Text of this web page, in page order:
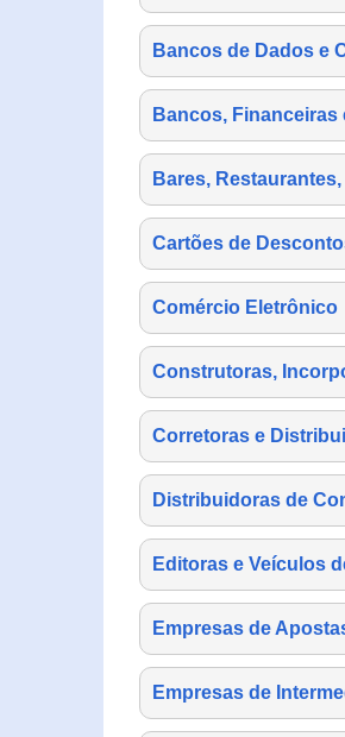
Bancos de Dados e
Bancos,
Bares,
Cartões de
Comércio Eletrônico
Construtoras,
Corretoras e
Distribuidoras de
Editoras e Veículos
Empresas de
Empresas de